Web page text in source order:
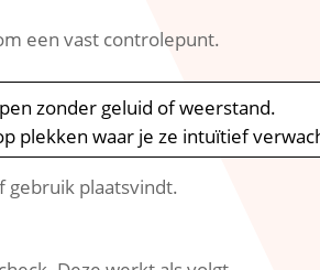
een vast controlepunt.​
zonder geluid of weerstand.​
plekken waar je ze intuïtief
gebruik plaatsvindt.​